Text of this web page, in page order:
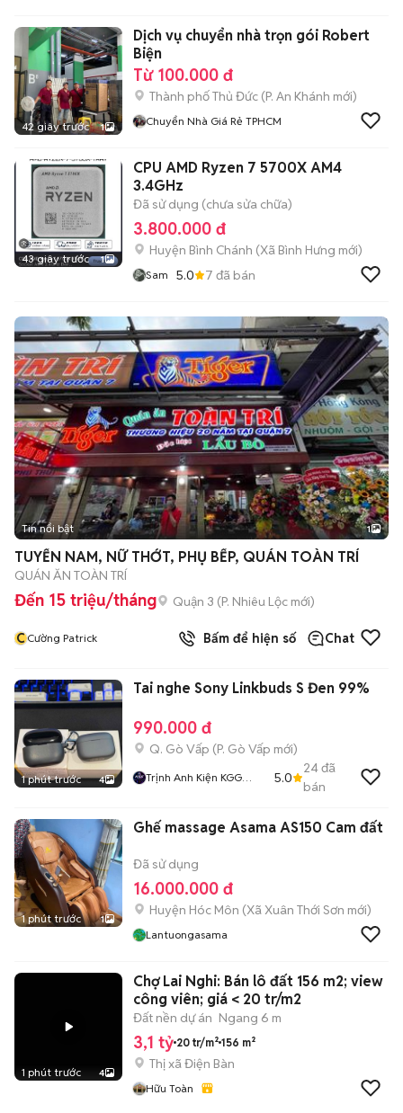
42 giây trước 1
Dịch vụ chuyển nhà trọn gói Robert
Biện
Từ 100.000 đ
Thành phố Thủ Đức (P. An Khánh mới)
Chuyển Nhà Giá Rẻ TPHCM
43 giây trước 1
CPU AMD Ryzen 7 5700X AM4
3.4GHz
Đã sử dụng (chưa sửa chữa)
3.800.000 đ
Huyện Bình Chánh (Xã Bình Hưng mới)
Sam 5.0 7 đã bán
Tin nổi bật 1
TUYỂN NAM, NỮ THỚT, PHỤ BẾP, QUÁN TOÀN TRÍ
QUÁN ĂN TOÀN TRÍ
Đến 15 triệu/tháng Quận 3 (P. Nhiêu Lộc mới)
CCường Patrick Bấm để hiện số Chat
1 phút trước 4
Tai nghe Sony Linkbuds S Đen 99%
990.000 đ
Q. Gò Vấp (P. Gò Vấp mới)
Trịnh Anh Kiện KGG
5.0
24đã
bán
1 phút trước 1
Ghế massage Asama AS150 Cam đất
Đã sử dụng
16.000.000 đ
Huyện Hóc Môn (Xã Xuân Thới Sơn mới)
Lantuongasama
1 phút trước 4
Chợ Lai Nghi: Bán lô đất 156 m2; view
công viên; giá < 20 tr/m2
Đất nền dự án Ngang 6 m
3,1 tỷ 20 tr/m² 156 m²
Thị xã Điện Bàn
Hữu Toàn